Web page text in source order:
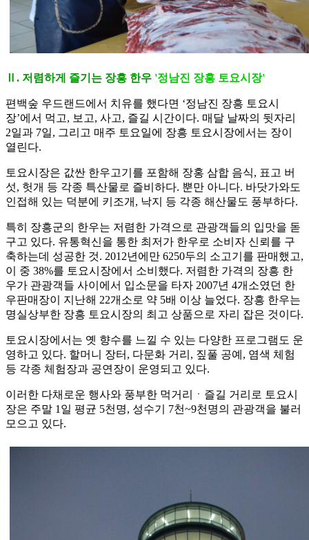
Ⅱ. 저렴하게 즐기는 장흥 한우 '정남진 장흥 토요시장'
편백숲 우드랜드에서 치유를 했다면 ‘정남진 장흥 토요시
장’에서 먹고, 보고, 사고, 즐길 시간이다. 매달 날짜의 뒷자리
2일과 7일, 그리고 매주 토요일에 장흥 토요시장에서는 장이
열린다.
토요시장은 값싼 한우고기를 포함해 장홍 삼합 음식, 표고 버
섯, 헛개 등 각종 특산물로 즐비하다. 뿐만 아니다. 바닷가와도
인접해 있는 덕분에 키조개, 낙지 등 각종 해산물도 풍부하다.
특히 장흥군의 한우는 저렴한 가격으로 관광객들의 입맛을 돋
구고 있다. 유통혁신을 통한 최저가 한우로 소비자 신뢰를 구
축하는데 성공한 것. 2012년에만 6250두의 소고기를 판매했고,
이 중 38%를 토요시장에서 소비했다. 저렴한 가격의 장흥 한
우가 관광객들 사이에서 입소문을 타자 2007년 4개소였던 한
우판매장이 지난해 22개소로 약 5배 이상 늘었다. 장흥 한우는
명실상부한 장흥 토요시장의 최고 상품으로 자리 잡은 것이다.
토요시장에서는 옛 향수를 느낄 수 있는 다양한 프로그램도 운
영하고 있다. 할머니 장터, 다문화 거리, 짚풀 공예, 염색 체험
등 각종 체험장과 공연장이 운영되고 있다.
이러한 다채로운 행사와 풍부한 먹거리ㆍ즐길 거리로 토요시
장은 주말 1일 평균 5천명, 성수기 7천~9천명의 관광객을 불러
모으고 있다.